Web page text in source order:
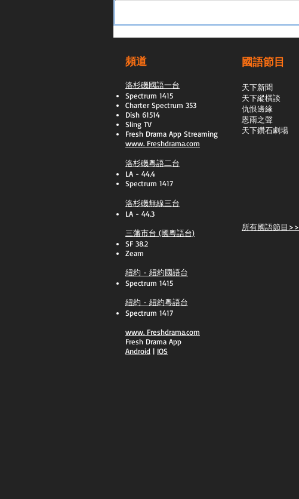
頻道
洛杉磯國語一台
Spectrum 1415
Charter Spectrum 353
Dish 61514
Sling TV
​Fresh Drama App Streaming
www. Freshdrama.com
洛杉磯粵語二台
LA - 44.4
Spectrum 1417
洛杉磯無線三台
LA - 44.3
三藩市台 (國粵語台)
SF 38.2
Zeam
紐約 - 紐約國語台
Spectrum 1415
紐約 - 紐約粵語台
Spectrum 1417
​www. Freshdrama.com
Fresh Drama App
​Android | IOS
國語節目
天下新聞
天下縱橫談
​仇恨邊緣
恩雨之聲
天下鑽石劇場
所有國語節目>>